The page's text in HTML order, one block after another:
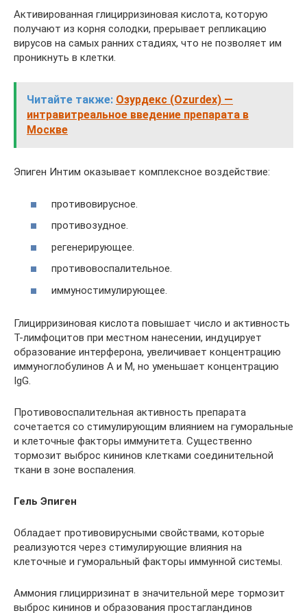
Активированная глицирризиновая кислота, которую
получают из корня солодки, прерывает репликацию
вирусов на самых ранних стадиях, что не позволяет им
проникнуть в клетки.
Читайте также: Озурдекс (Ozurdex) —
интравитреальное введение препарата в
Москве
Эпиген Интим оказывает комплексное воздействие:
противовирусное.
противозудное.
регенерирующее.
противовоспалительное.
иммуностимулирующее.
Глицирризиновая кислота повышает число и активность
Т-лимфоцитов при местном нанесении, индуцирует
образование интерферона, увеличивает концентрацию
иммуноглобулинов А и М, но уменьшает концентрацию
IgG.
Противовоспалительная активность препарата
сочетается со стимулирующим влиянием на гуморальные
и клеточные факторы иммунитета. Существенно
тормозит выброс кининов клетками соединительной
ткани в зоне воспаления.
Гель Эпиген
Обладает противовирусными свойствами, которые
реализуются через стимулирующие влияния на
клеточные и гуморальный факторы иммунной системы.
Аммония глицирризинат в значительной мере тормозит
выброс кининов и образования простагландинов